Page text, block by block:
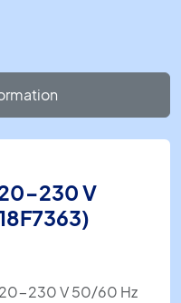
230 V
230 V 50/60 Hz